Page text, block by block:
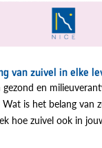
van zuivel in elke
gezond en
is het belang van
hoe zuivel ook in